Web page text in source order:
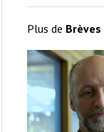
Plus de Brèves